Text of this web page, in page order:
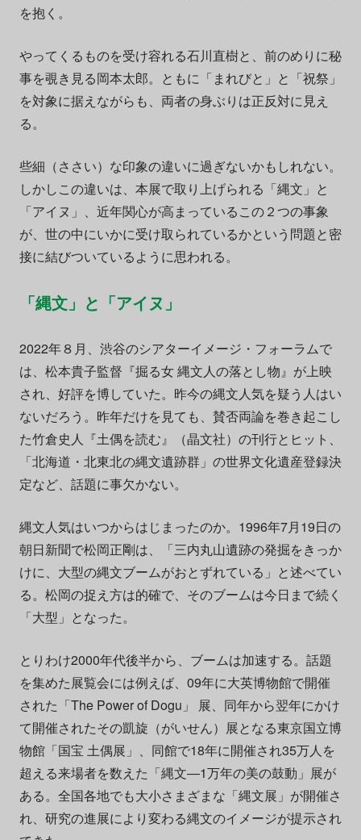
を抱く。
やってくるものを受け容れる石川直樹と、前のめりに秘
事を覗き見る岡本太郎。ともに「まれびと」と「祝祭」
を対象に据えながらも、両者の身ぶりは正反対に見え
る。
些細（ささい）な印象の違いに過ぎないかもしれない。
しかしこの違いは、本展で取り上げられる「縄文」と
「アイヌ」、近年関心が高まっているこの２つの事象
が、世の中にいかに受け取られているかという問題と密
接に結びついているように思われる。
「縄文」と「アイヌ」
2022年８月、渋谷のシアターイメージ・フォーラムで
は、松本貴子監督『掘る女 縄文人の落とし物』が上映
され、好評を博していた。昨今の縄文人気を疑う人はい
ないだろう。昨年だけを見ても、賛否両論を巻き起こし
た竹倉史人『土偶を読む』（晶文社）の刊行とヒット、
「北海道・北東北の縄文遺跡群」の世界文化遺産登録決
定など、話題に事欠かない。
縄文人気はいつからはじまったのか。1996年7月19日の
朝日新聞で松岡正剛は、「三内丸山遺跡の発掘をきっか
けに、大型の縄文ブームがおとずれている」と述べてい
る。松岡の捉え方は的確で、そのブームは今日まで続く
「大型」となった。
とりわけ2000年代後半から、ブームは加速する。話題
を集めた展覧会には例えば、09年に大英博物館で開催
された「The Power of Dogu」 展、同年から翌年にかけ
て開催されたその凱旋（がいせん）展となる東京国立博
物館「国宝 土偶展」、同館で18年に開催され35万人を
超える来場者を数えた「縄文―1万年の美の鼓動」展が
ある。全国各地でも大小さまざまな「縄文展」が開催さ
れ、研究の進展により変わる縄文のイメージが提示され